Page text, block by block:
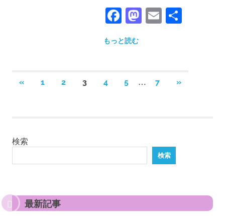
Facebook
Mastodon
Email
共
もっと読む
投
ジ
«前
1 2 3 4 5 7
次
»
検索
検索
最新記事